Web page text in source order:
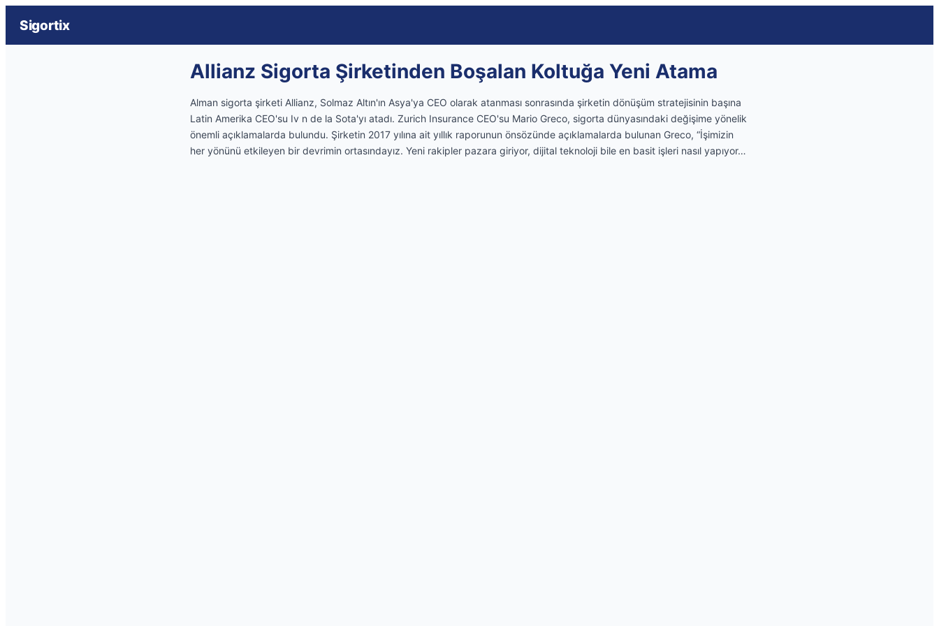
Sigortix
Allianz Sigorta Şirketinden Boşalan Koltuğa Yeni Atama
Alman sigorta şirketi Allianz, Solmaz Altın'ın Asya'ya CEO olarak atanması sonrasında şirketin dönüşüm stratejisinin başına
Latin Amerika CEO'su Iv n de la Sota'yı atadı. Zurich Insurance CEO'su Mario Greco, sigorta dünyasındaki değişime yönelik
önemli açıklamalarda bulundu. Şirketin 2017 yılına ait yıllık raporunun önsözünde açıklamalarda bulunan Greco, “İşimizin
her yönünü etkileyen bir devrimin ortasındayız. Yeni rakipler pazara giriyor, dijital teknoloji bile en basit işleri nasıl yapıyor…